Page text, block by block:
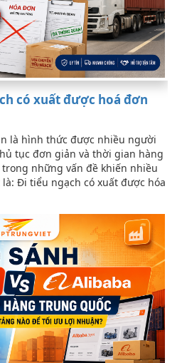
có xuất được hoá đơn
là hình thức được nhiều người
tục đơn giản và thời gian hàng
những vấn đề khiến nhiều
Đi tiểu ngạch có xuất được hóa